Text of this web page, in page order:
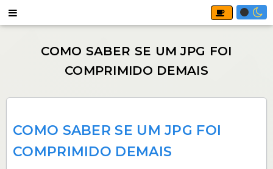
COMO SABER SE UM JPG FOI
COMPRIMIDO DEMAIS